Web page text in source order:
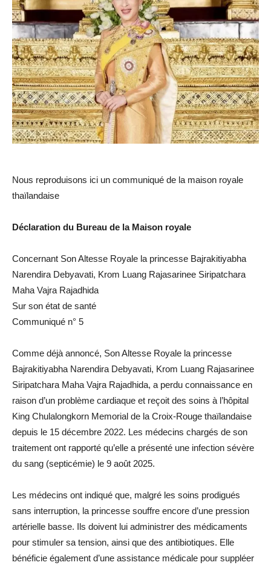
Nous reproduisons ici un communiqué de la maison royale
thaïlandaise
Déclaration du Bureau de la Maison royale
Concernant Son Altesse Royale la princesse Bajrakitiyabha
Narendira Debyavati, Krom Luang Rajasarinee Siripatchara
Maha Vajra Rajadhida
Sur son état de santé
Communiqué n° 5
Comme déjà annoncé, Son Altesse Royale la princesse
Bajrakitiyabha Narendira Debyavati, Krom Luang Rajasarinee
Siripatchara Maha Vajra Rajadhida, a perdu connaissance en
raison d’un problème cardiaque et reçoit des soins à l’hôpital
King Chulalongkorn Memorial de la Croix-Rouge thaïlandaise
depuis le 15 décembre 2022. Les médecins chargés de son
traitement ont rapporté qu’elle a présenté une infection sévère
du sang (septicémie) le 9 août 2025.
Les médecins ont indiqué que, malgré les soins prodigués
sans interruption, la princesse souffre encore d’une pression
artérielle basse. Ils doivent lui administrer des médicaments
pour stimuler sa tension, ainsi que des antibiotiques. Elle
bénéficie également d’une assistance médicale pour suppléer